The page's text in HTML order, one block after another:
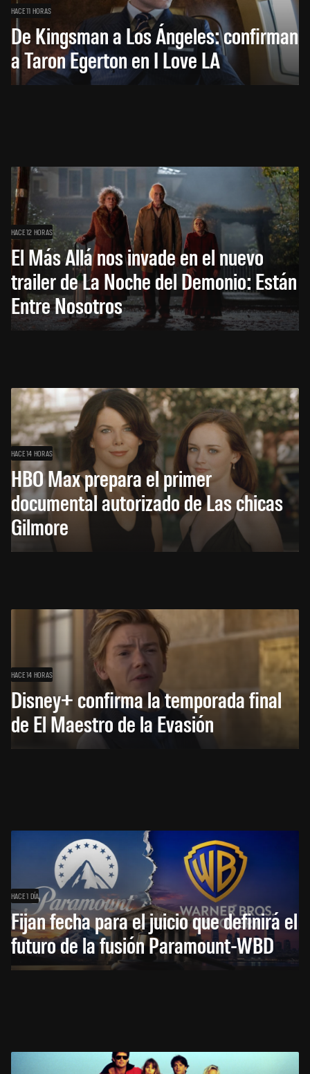
HACE 11 HORAS
De Kingsman a Los Ángeles: confirman
a Taron Egerton en I Love LA
HACE 12 HORAS
El Más Allá nos invade en el nuevo
trailer de La Noche del Demonio: Están
Entre Nosotros
HACE 14 HORAS
HBO Max prepara el primer
documental autorizado de Las chicas
Gilmore
HACE 14 HORAS
Disney+ confirma la temporada final
de El Maestro de la Evasión
HACE 1 DÍA
Fijan fecha para el juicio que definirá el
futuro de la fusión Paramount-WBD